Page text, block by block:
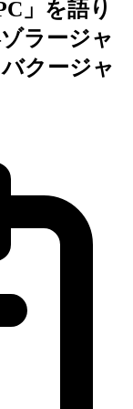
」を語り
ラージャ
クージャ